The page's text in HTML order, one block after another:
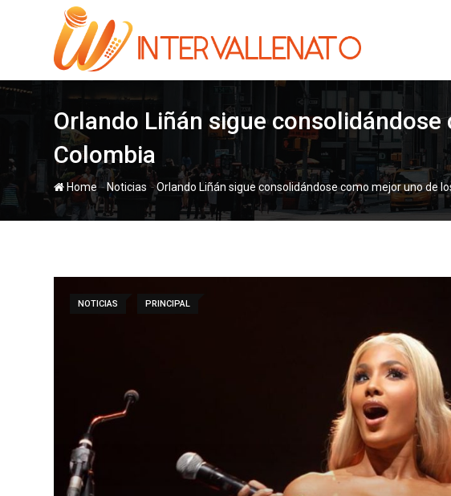
Orlando Liñán sigue
Colombia
Home-Noticias -Orlando Liñán sigue consolidándose como mejor uno de
NOTICIAS PRINCIPAL